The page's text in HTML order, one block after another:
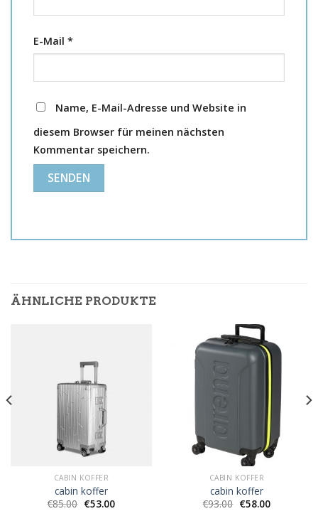
E-Mail *
Name, E-Mail-Adresse und Website in
diesem Browser für meinen nächsten
Kommentar speichern.
ÄHNLICHE PRODUKTE
CABIN KOFFER
cabin koffer
€85.00 €53.00
CABIN KOFFER
cabin koffer
€93.00 €58.00